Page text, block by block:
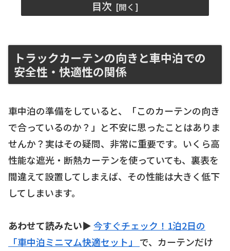
目次
トラックカーテンの向きと車中泊での
安全性・快適性の関係
車中泊の準備をしていると、「このカーテンの向き
で合っているのか？」と不安に思ったことはありま
せんか？実はその疑問、非常に重要です。いくら高
性能な遮光・断熱カーテンを使っていても、裏表を
間違えて設置してしまえば、その性能は大きく低下
してしまいます。
あわせて読みたい▶今すぐチェック！1泊2日の
「車中泊ミニマム快適セット」 で、カーテンだけ